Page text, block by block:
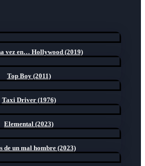
vez en… Hollywood (2019)
Top Boy (2011)
Taxi Driver (1976)
Elemental (2023)
de un mal hombre (2023)